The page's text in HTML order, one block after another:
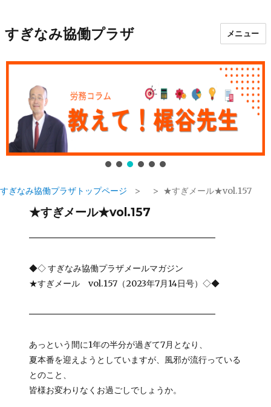
すぎなみ協働プラザ メニュー
すぎなみ協働プラザトップページ ★すぎメール★vol.157
★すぎメール★vol.157
━━━━━━━━━━━━━━━━━━━━━━
◆◇ すぎなみ協働プラザメールマガジン
★すぎメール vol.157（2023年7月14日号）◇◆
━━━━━━━━━━━━━━━━━━━━━━
あっという間に1年の半分が過ぎて7月となり、
夏本番を迎えようとしていますが、風邪が流行っている
とのこと、
皆様お変わりなくお過ごしでしょうか。